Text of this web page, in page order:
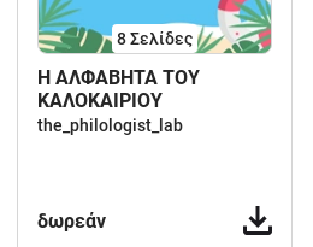
8Σελίδες
Η ΑΛΦΑΒΗΤΑ ΤΟΥ
ΚΑΛΟΚΑΙΡΙΟΥ
the_philologist_lab
δωρεάν